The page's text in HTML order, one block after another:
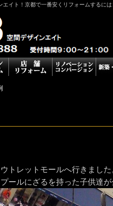
イト！京都で一番安くリフォームするには
トレットモールへ行きました
ールにざるを持った子供達が